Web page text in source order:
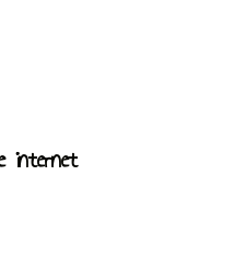
internet